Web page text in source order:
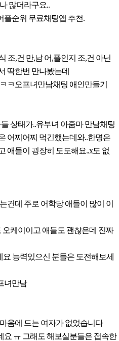
많더라구요..
플순위 무료채팅앱 추천.
조,건 만,남 어,플인지 조,건 아닌
딱한번 만나봤는데
ㅋ오프녀만남채팅 애인만들기
상태가..유부녀 아줌마 만남채팅
어찌어찌 먹긴했는데와..한명은
애들이 굉장히 도도해요..x도 없
건데 주로 어학당 애들이 많이 이
케이이고 애들도 괜찮은데 진짜
능력있으신 분들은 도전해보세
녀만남
음에 드는 여자가 없었습니다
ㅠ 그래도 해보실분들은 접속한